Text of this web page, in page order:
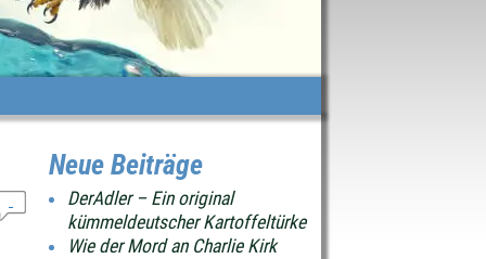
Neue Beiträge
DerAdler – Ein original
kümmeldeutscher Kartoffeltürke
Wie der Mord an Charlie Kirk